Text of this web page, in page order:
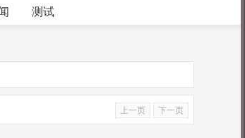
测试
上一页 下一页